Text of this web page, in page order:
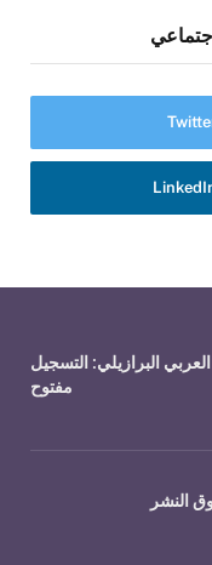
البرازيلي: التسجيل
مفتوح
النشر